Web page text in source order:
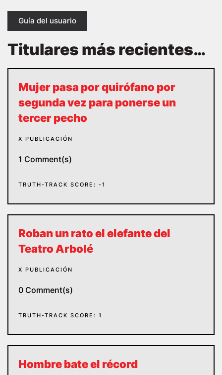
Guía del usuario
Titulares más recientes…
Mujer pasa por quirófano por
segunda vez para ponerse un
tercer pecho
X PUBLICACIÓN
1 Comment(s)
TRUTH-TRACK SCORE: -1
Roban un rato el elefante del
Teatro Arbolé
X PUBLICACIÓN
0 Comment(s)
TRUTH-TRACK SCORE: 1
Hombre bate el récord